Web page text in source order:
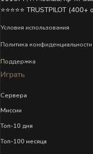
⭐⭐⭐⭐⭐ TRUSTPILOT (400+
Условия использования
Политика конфиденциальности
Поддержка
Играть
Сервера
Миссии
Топ-10 дня
Топ-100 месяца